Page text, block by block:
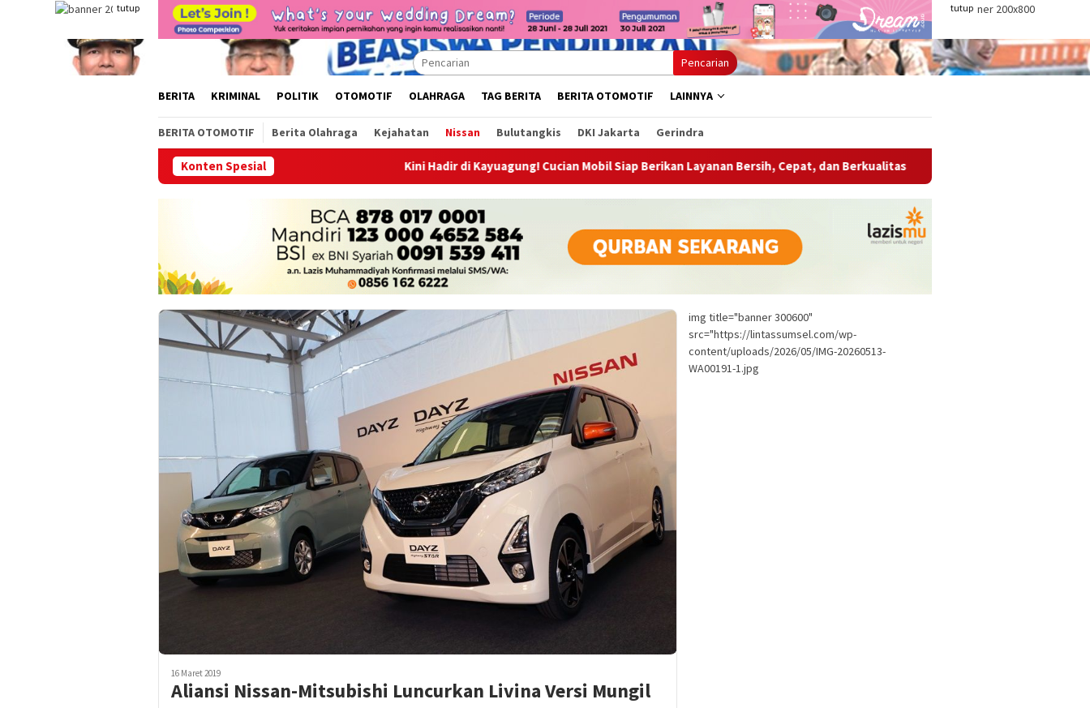
tutup tutup
Pencarian
BERITA KRIMINAL POLITIK OTOMOTIF OLAHRAGA TAG BERITA BERITA OTOMOTIF LAINNYA
BERITA OTOMOTIF Berita Olahraga Kejahatan Nissan Bulutangkis DKI Jakarta Gerindra
Konten Spesial Kini Hadir di Kayuagung! Cucian Mobil Siap Berikan Layanan Bersih, Cepat, dan Berkualitas Wabup OKU Ajak Seluruh OPD
16 Maret 2019
Aliansi Nissan-Mitsubishi Luncurkan Livina Versi Mungil
img title="banner 300600"
src="https://lintassumsel.com/wp-
content/uploads/2026/05/IMG-20260513-
WA00191-1.jpg